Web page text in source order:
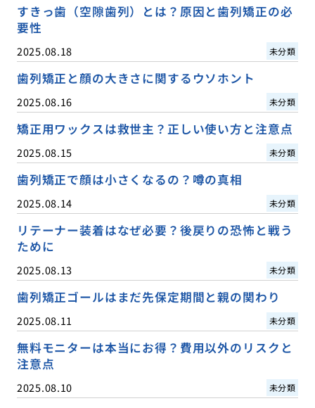
すきっ歯（空隙歯列）とは？原因と歯列矯正の必
要性
2025.08.18 未分類
歯列矯正と顔の大きさに関するウソホント
2025.08.16 未分類
矯正用ワックスは救世主？正しい使い方と注意点
2025.08.15 未分類
歯列矯正で顔は小さくなるの？噂の真相
2025.08.14 未分類
リテーナー装着はなぜ必要？後戻りの恐怖と戦う
ために
2025.08.13 未分類
歯列矯正ゴールはまだ先保定期間と親の関わり
2025.08.11 未分類
無料モニターは本当にお得？費用以外のリスクと
注意点
2025.08.10 未分類